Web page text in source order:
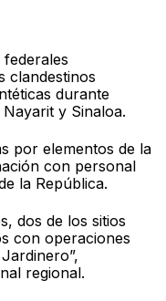
clandestinos
durante
y Sinaloa.
por elementos de la
con personal
la República.
dos de los sitios
con operaciones
regional.